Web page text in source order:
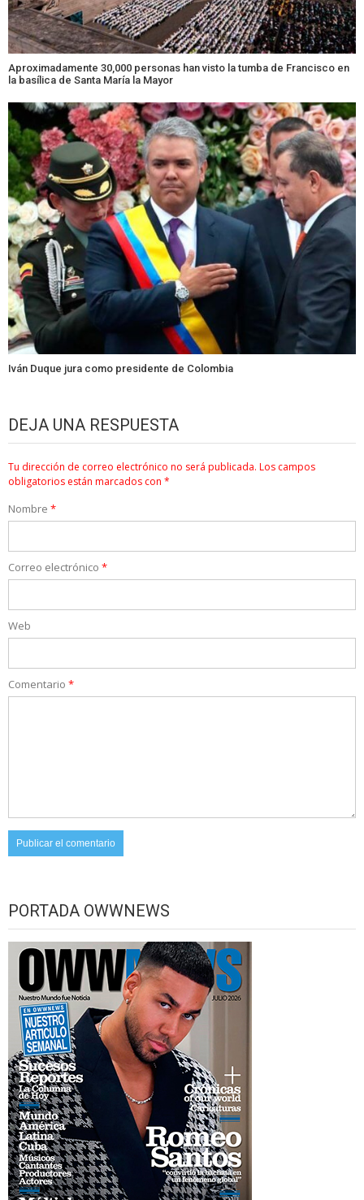
Aproximadamente 30,000 personas han visto la tumba de Francisco en
la basílica de Santa María la Mayor
Iván Duque jura como presidente de Colombia
DEJA UNA RESPUESTA
Tu dirección de correo electrónico no será publicada. Los campos
obligatorios están marcados con *
Nombre *
Correo electrónico *
Web
Comentario *
PORTADA OWWNEWS